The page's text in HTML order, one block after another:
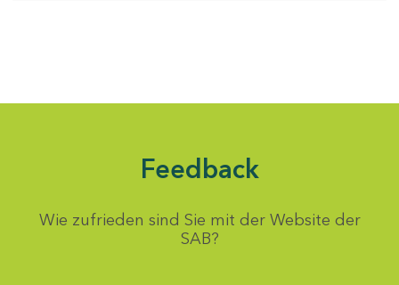
Feedback
Wie zufrieden sind Sie mit der Website der
SAB?